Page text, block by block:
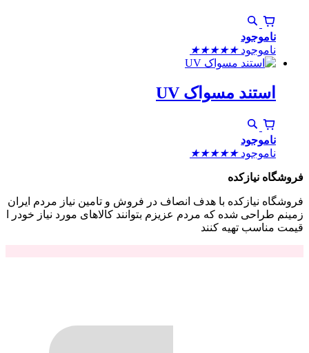
ناموجود
ناموجود ★
★
★
★
★
استند مسواک UV
ناموجود
ناموجود ★
★
★
★
★
فروشگاه نیازکده
فروشگاه نیازکده با هدف انصاف در فروش و تامین نیاز مردم ایران
زمینم طراحی شده که مردم عزیزم بتوانند کالاهای مورد نیاز خودر ا
قیمت مناسب تهیه کنند